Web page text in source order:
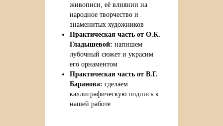
живописи, её влиянии на
народное творчество и
знаменитых художников
Практическая часть от О.К.
Гладышевой: напишем
лубочный сюжет и украсим
его орнаментом
Практическая часть от В.Г.
Баранова: сделаем
каллиграфическую подпись к
нашей работе